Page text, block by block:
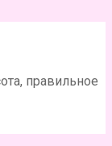
правильное